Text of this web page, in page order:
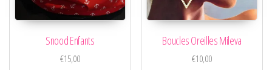
Snood Enfants
€15,00
Boucles Oreilles Mileva
€10,00